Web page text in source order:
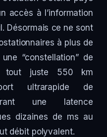
accès à l’information
Désormais ce ne sont
à plus de
“constellation” de
tout juste 550 km
ultrarapide de
une latence
dizaines de ms au
débit polyvalent.